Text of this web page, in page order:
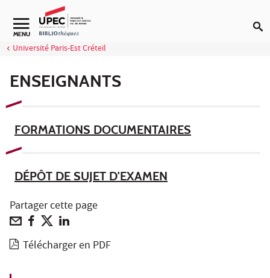
Aller au contenu
Navigation secondaire
MENU
Université Paris-Est Créteil
ENSEIGNANTS
FORMATIONS DOCUMENTAIRES
DÉPÔT DE SUJET D'EXAMEN
Partager cette page
Télécharger en PDF